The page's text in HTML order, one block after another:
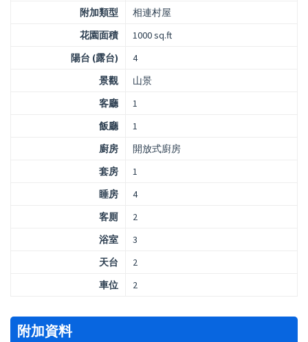
附加類型
相連村屋
花園面積
1000 sq.ft
陽台 (露台)
4
景觀
山景
客廳
1
飯廳
1
廚房
開放式廚房
套房
1
睡房
4
客厠
2
浴室
3
天台
2
車位
2
附加資料